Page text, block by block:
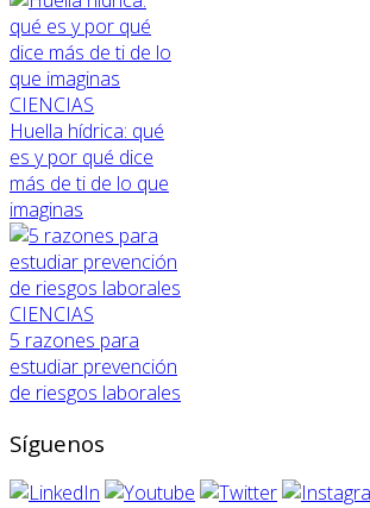
CIENCIAS
Huella hídrica: qué
es y por qué dice
más de ti de lo que
imaginas
CIENCIAS
5 razones para
estudiar prevención
de riesgos laborales
Síguenos